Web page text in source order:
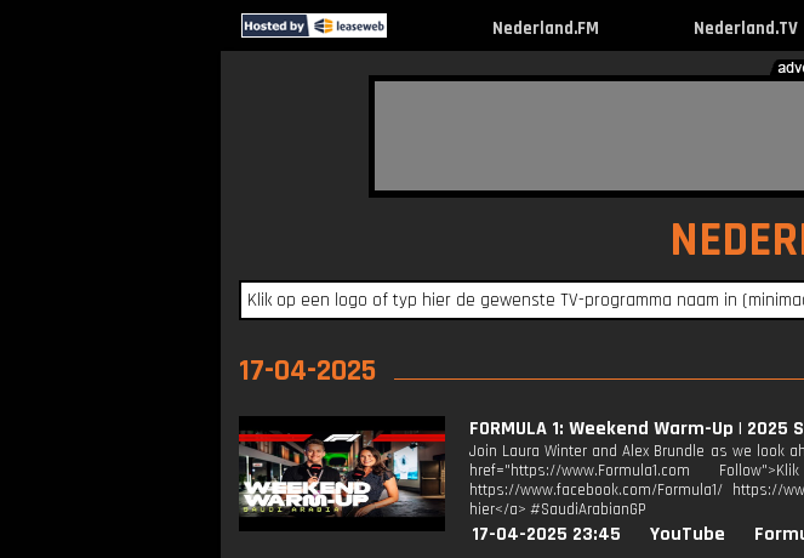
Nederland.FM Nederland.TV
17-04-2025
FORMULA 1: Weekend Warm-Up |
Join Laura Winter and Alex Brundle as we look
href="https://www.Formula1.com
https://www.facebook.com/Formula1/ https://
hier</a> #SaudiArabianGP
17-04-2025 23:45 YouTube